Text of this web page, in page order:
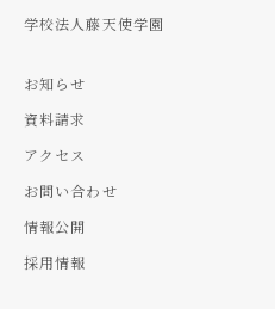
学校法人藤天使学園
お知らせ
資料請求
アクセス
お問い合わせ
情報公開
採用情報